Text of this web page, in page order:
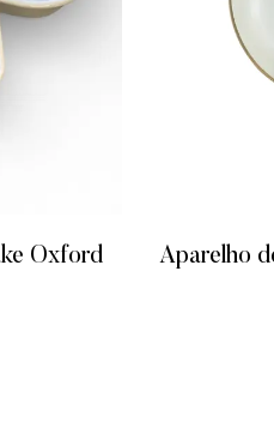
Oxford
Aparelho